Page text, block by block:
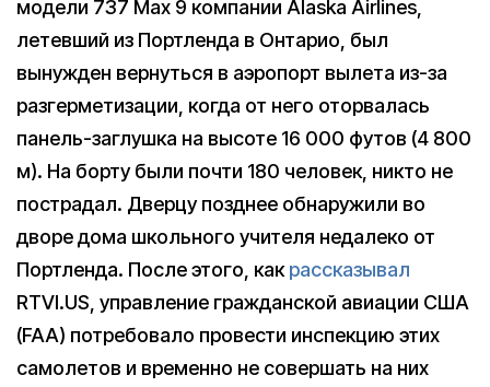
модели 737 Max 9 компании Alaska Airlines,
летевший из Портленда в Онтарио, был
вынужден вернуться в аэропорт вылета из-за
разгерметизации, когда от него оторвалась
панель-заглушка на высоте 16 000 футов (4 800
м). На борту были почти 180 человек, никто не
пострадал. Дверцу позднее обнаружили во
дворе дома школьного учителя недалеко от
Портленда. После этого, какрассказывал
RTVI.US, управление гражданской авиации США
(FAA) потребовало провести инспекцию этих
самолетов и временно не совершать на них